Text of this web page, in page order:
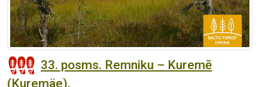
33. posms. Remniku – Kuremē
(Kuremäe).